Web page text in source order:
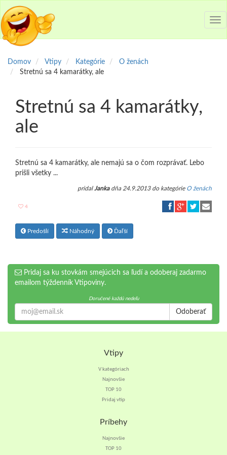
Domov Vtipy Kategórie
O ženách
Stretnú sa 4 kamarátky, ale
Stretnú sa 4 kamarátky,
ale
Stretnú sa 4 kamarátky, ale nemajú sa o čom rozprávať. Lebo
prišli všetky ...
pridalJankadňa 24.9.2013 do kategórie O ženách
4
Predošlí Náhodný Ďaľší
Pridaj sa ku stovkám smejúcich sa ľudí a odoberaj zadarmo
emailom týždenník Vtipoviny.
Doručené každú nedeľu
Odoberať
Vtipy
V kategóriach
Najnovšie
TOP 10
Pridaj vtip
Príbehy
Najnovšie
TOP 10